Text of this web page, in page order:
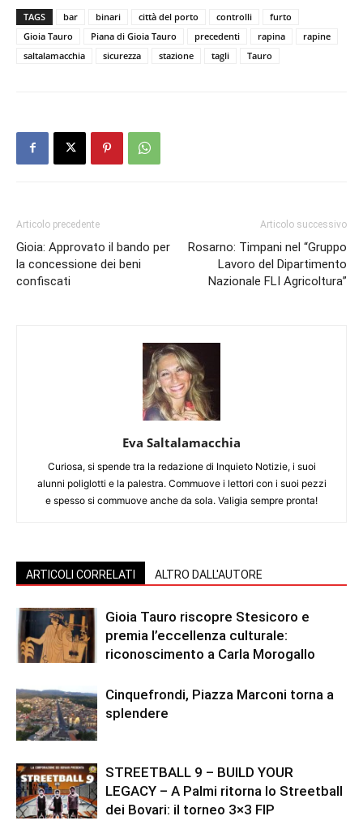
TAGS bar binari città del porto controlli
furto
Gioia Tauro
Piana di Gioia Tauro precedenti rapina
rapine
saltalamacchia
sicurezza stazione tagli Tauro
Articolo precedente
Gioia: Approvato il bando per
la concessione dei beni
confiscati
Articolo successivo
Rosarno: Timpani nel “Gruppo
Lavoro del Dipartimento
Nazionale FLI Agricoltura”
Eva Saltalamacchia
Curiosa, si spende tra la redazione di Inquieto Notizie, i suoi
alunni poliglotti e la palestra. Commuove i lettori con i suoi pezzi
e spesso si commuove anche da sola. Valigia sempre pronta!
ARTICOLI CORRELATI ALTRO DALL'AUTORE
Gioia Tauro riscopre Stesicoro e
premia l’eccellenza culturale:
riconoscimento a Carla Morogallo
Cinquefrondi, Piazza Marconi torna a
splendere
STREETBALL 9 – BUILD YOUR
LEGACY – A Palmi ritorna lo Streetball
dei Bovari: il torneo 3×3 FIP